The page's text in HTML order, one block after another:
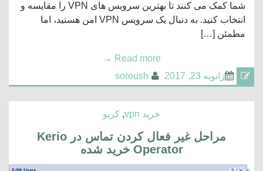
شما کمک می کنند تا بهترین سرویس های VPN را مقایسه و
انتخاب کنید. به دنبال یک سرویس VPN امن هستید، اما
مطمئن […]
Read more
→
ژانویه 23, 2017
soroush
خرید vpn , کریو
مراحل غیر فعال کردن تماس در Kerio
Operator خرید شده